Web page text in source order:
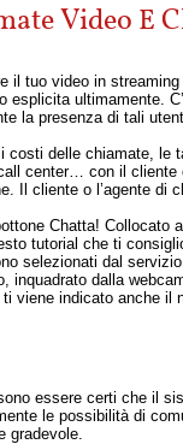
Video E
il tuo video in
ultimamente.
la presenza di tali
costi delle chiamate, le
center… con il cliente
Il cliente o l’agente di
Chatta! Collocato a
tutorial che ti
selezionati dal
inquadrato dalla
viene indicato anche il
essere certi che il
le possibilità di
gradevole.